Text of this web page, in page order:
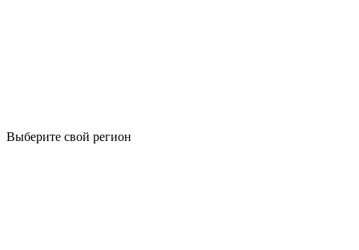
Выберите свой регион